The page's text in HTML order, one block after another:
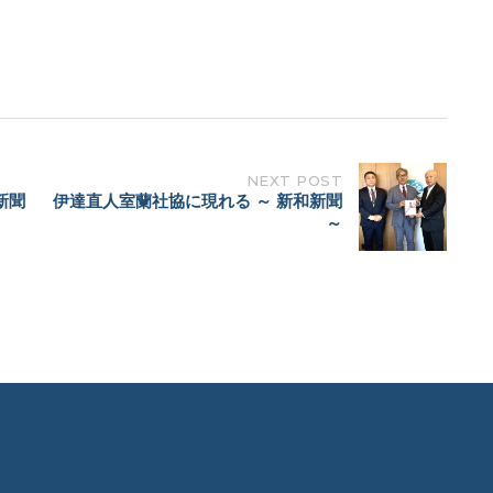
聞
NEXT POST
伊達直人室蘭社協に現れる ～ 新和新聞
～